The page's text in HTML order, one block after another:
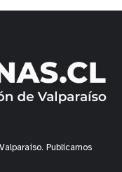
Publicamos